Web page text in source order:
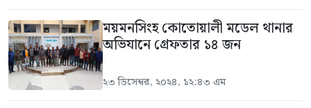
ময়মনসিংহ কোতোয়ালী মডেল থানার
অভিযানে গ্রেফতার ১৪ জন
২৩ ডিসেম্বর, ২০২৪, ১২:৪৩ এম